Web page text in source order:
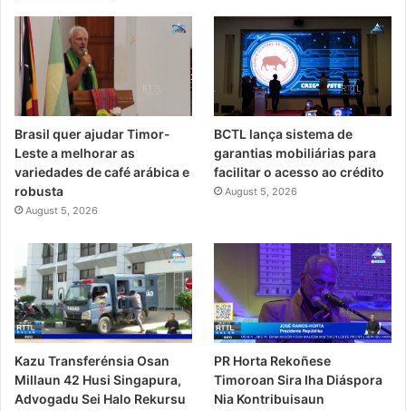
Brasil quer ajudar Timor-
Leste a melhorar as
variedades de café arábica e
robusta
August 5, 2026
BCTL lança sistema de
garantias mobiliárias para
facilitar o acesso ao crédito
August 5, 2026
Kazu Transferénsia Osan
Millaun 42 Husi Singapura,
Advogadu Sei Halo Rekursu
PR Horta Rekoñese
Timoroan Sira Iha Diáspora
Nia Kontribuisaun